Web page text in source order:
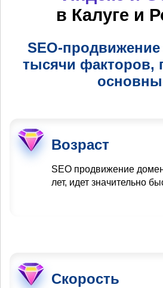
в Калуге и
SEO-продвижение
тысячи факторов,
Возраст
SEO продвижение
лет, идет значительно
Скорость